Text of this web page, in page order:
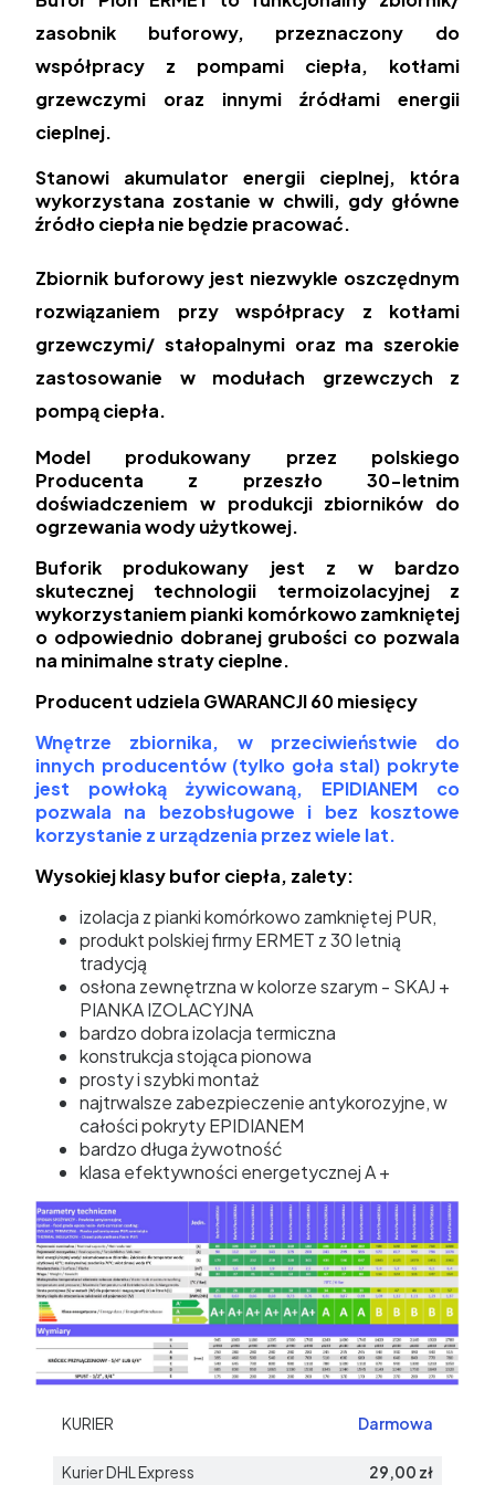
zasobnik buforowy, przeznaczony do
współpracy z pompami ciepła, kotłami
grzewczymi oraz innymi źródłami energii
cieplnej.
Stanowi akumulator energii cieplnej, która
wykorzystana zostanie w chwili, gdy główne
źródło ciepła nie będzie pracować.
Zbiornik buforowy jest niezwykle oszczędnym
rozwiązaniem przy współpracy z kotłami
grzewczymi/ stałopalnymi oraz ma szerokie
zastosowanie w modułach grzewczych z
pompą ciepła.
Model produkowany przez polskiego
Producenta z przeszło 30-letnim
doświadczeniem w produkcji zbiorników do
ogrzewania wody użytkowej.
Buforik produkowany jest z w bardzo
skutecznej technologii termoizolacyjnej z
wykorzystaniem pianki komórkowo zamkniętej
o odpowiednio dobranej grubości co pozwala
na minimalne straty cieplne.
Producent udziela GWARANCJI 60 miesięcy
Wnętrze zbiornika, w przeciwieństwie do
innych producentów (tylko goła stal) pokryte
jest powłoką żywicowaną, EPIDIANEM co
pozwala na bezobsługowe i bez kosztowe
korzystanie z urządzenia przez wiele lat.
Wysokiej klasy bufor ciepła, zalety:
izolacja z pianki komórkowo zamkniętej PUR,
produkt polskiej firmy ERMET z 30 letnią
tradycją
osłona zewnętrzna w kolorze szarym - SKAJ +
PIANKA IZOLACYJNA
bardzo dobra izolacja termiczna
konstrukcja stojąca pionowa
prosty i szybki montaż
najtrwalsze zabezpieczenie antykorozyjne, w
całości pokryty EPIDIANEM
bardzo długa żywotność
klasa efektywności energetycznej A +
KURIER Darmowa
Kurier DHL Express 29,00 zł